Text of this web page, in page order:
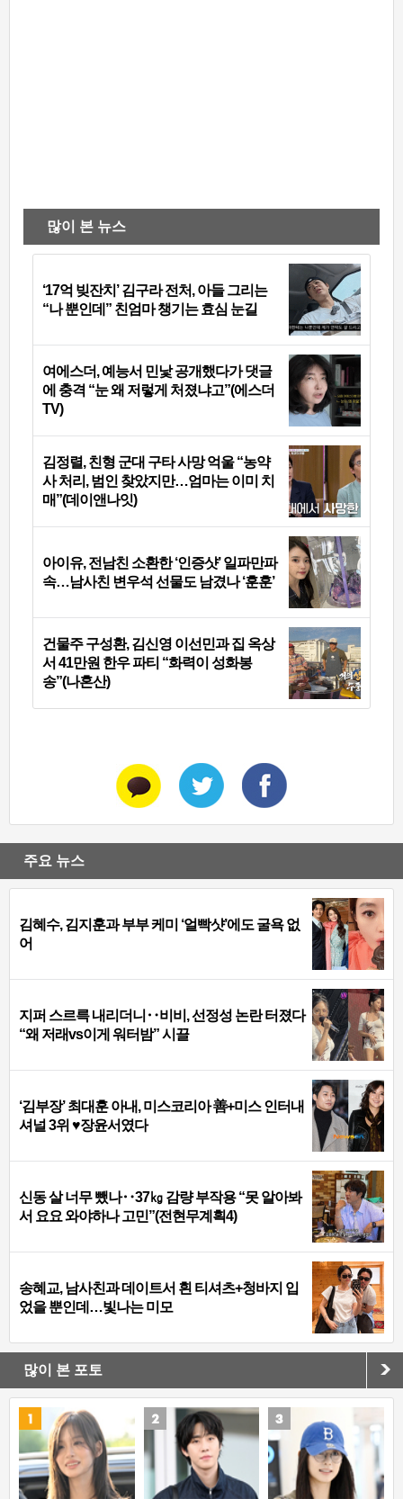
많이 본 뉴스
‘17억 빚잔치’ 김구라 전처, 아들 그리는
“나 뿐인데” 친엄마 챙기는 효심 눈길
여에스더, 예능서 민낯 공개했다가 댓글
에 충격 “눈 왜 저렇게 처졌냐고”(에스더
TV)
김정렬, 친형 군대 구타 사망 억울 “농약
사 처리, 범인 찾았지만…엄마는 이미 치
매”(데이앤나잇)
아이유, 전남친 소환한 ‘인증샷’ 일파만파
속…남사친 변우석 선물도 남겼나 ‘훈훈’
건물주 구성환, 김신영 이선민과 집 옥상
서 41만원 한우 파티 “화력이 성화봉
송”(나혼산)
주요 뉴스
김혜수, 김지훈과 부부 케미 ‘얼빡샷’에도 굴욕 없
어
지퍼 스르륵 내리더니‥비비, 선정성 논란 터졌다
“왜 저래vs이게 워터밤” 시끌
‘김부장’ 최대훈 아내, 미스코리아 善+미스 인터내
셔널 3위 ♥장윤서였다
신동 살 너무 뺐나‥37㎏ 감량 부작용 “못 알아봐
서 요요 와야하나 고민”(전현무계획4)
송혜교, 남사친과 데이트서 흰 티셔츠+청바지 입
었을 뿐인데…빛나는 미모
많이 본 포토